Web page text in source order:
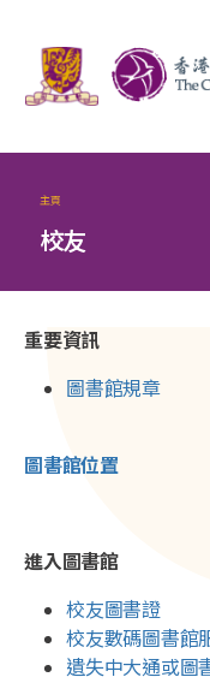
主頁
校友
重要資訊
圖書館規章
圖書館位置
進入圖書館
校友圖書證
校友數碼圖書館
遺失中大通或圖